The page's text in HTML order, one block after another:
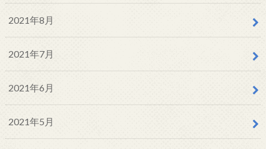
2021年8月
2021年7月
2021年6月
2021年5月